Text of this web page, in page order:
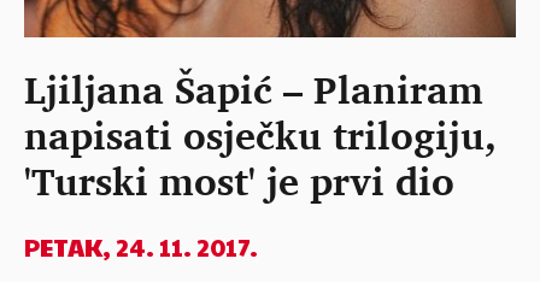
Ljiljana Šapić – Planiram
napisati osječku trilogiju,
'Turski most' je prvi dio
PETAK, 24. 11. 2017.